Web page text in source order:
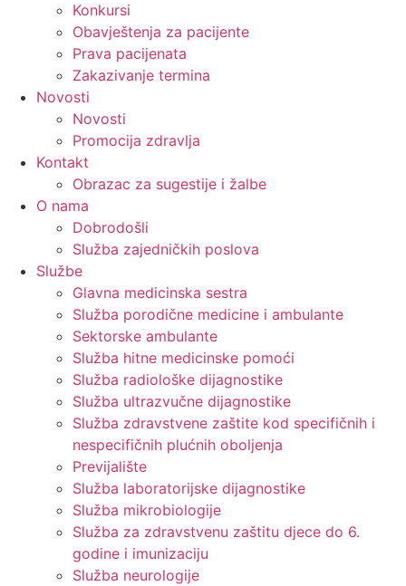
Konkursi
Obavještenja za pacijente
Prava pacijenata
Zakazivanje termina
Novosti
Novosti
Promocija zdravlja
Kontakt
Obrazac za sugestije i žalbe
O nama
Dobrodošli
Služba zajedničkih poslova
Službe
Glavna medicinska sestra
Služba porodične medicine i ambulante
Sektorske ambulante
Služba hitne medicinske pomoći
Služba radiološke dijagnostike
Služba ultrazvučne dijagnostike
Služba zdravstvene zaštite kod specifičnih i
nespecifičnih plućnih oboljenja
Previjalište
Služba laboratorijske dijagnostike
Služba mikrobiologije
Služba za zdravstvenu zaštitu djece do 6.
godine i imunizaciju
Služba neurologije